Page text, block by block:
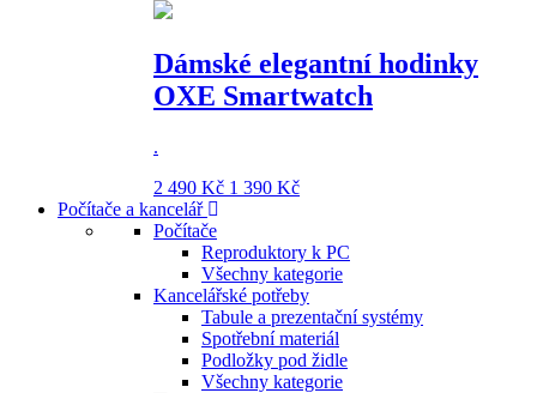
Dámské elegantní hodinky
OXE Smartwatch
.
2 490 Kč 1 390 Kč
Počítače a kancelář
Počítače
Reproduktory k PC
Všechny kategorie
Kancelářské potřeby
Tabule a prezentační systémy
Spotřební materiál
Podložky pod židle
Všechny kategorie